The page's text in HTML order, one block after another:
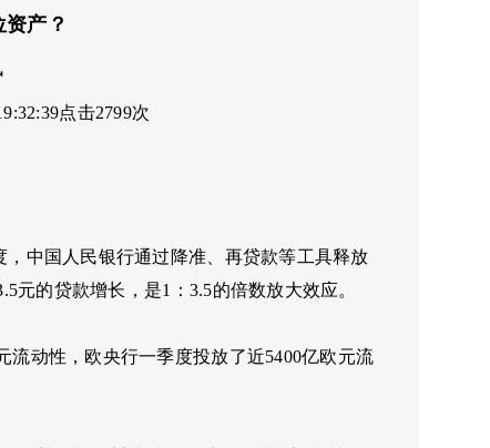
产？
点击2799次
中国人民银行通过降准、再贷款等工具释放
元的贷款增长，是1：3.5的倍数放大效应。
动性，欧央行一季度投放了近5400亿欧元流